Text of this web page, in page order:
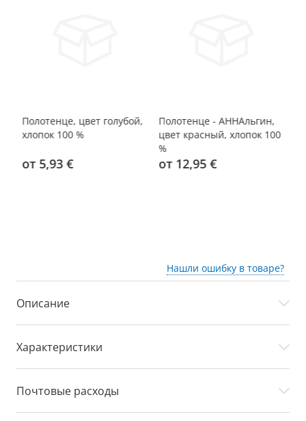
Полотенце, цвет голубой,
хлопок 100 %
от 5,93 €
Полотенце - АННАльгин,
цвет красный, хлопок 100
%
от 12,95 €
Нашли ошибку в товаре?
Описание
Характеристики
Почтовые расходы